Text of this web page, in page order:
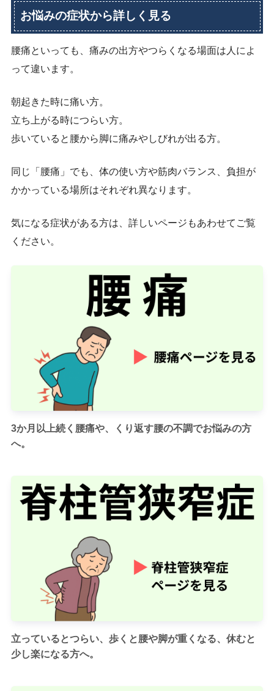
お悩みの症状から詳しく見る
腰痛といっても、痛みの出方やつらくなる場面は人によ
って違います。
朝起きた時に痛い方。
立ち上がる時につらい方。
歩いていると腰から脚に痛みやしびれが出る方。
同じ「腰痛」でも、体の使い方や筋肉バランス、負担が
かかっている場所はそれぞれ異なります。
気になる症状がある方は、詳しいページもあわせてご覧
ください。
3か月以上続く腰痛や、くり返す腰の不調でお悩みの方
へ。
立っているとつらい、歩くと腰や脚が重くなる、休むと
少し楽になる方へ。